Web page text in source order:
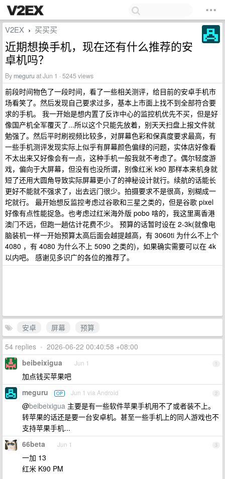
V2EX › 买买买
近期想换手机，现在还有什么推荐的安
卓机吗？
By meguru at Jun 1 · 5245 views
前段时间物色了一段时间，看了一些相关测评，给目前的安卓手机市
场看笑了。然后发现自己要求过多，基本上市面上找不到全部符合要
求的手机。 我一开始是想内置了反诈中心的监控机优先不买，但是好
像国产机全军覆灭了...所以这个只能先放着，别天天扫盘上报文件就
勉强了。然后平时刷视频比较多，对屏幕色彩和保真度要求最高，有
一些手机测评发现实际上似乎有屏幕颜色偏绿的问题，实体店好像看
不太出来又好像会有一点，这种手机一般我就不考虑了。偶尔轻度游
戏，偏向于大屏幕，但没有也没所谓，别像红米 k90 那样本来机身就
短了还用大圆角导致实际屏幕更小了的神秘设计就行。续航的话能长
更好不能就不强求了，出去远门很少。拍摄要求不是很高，别糊成一
坨就行。 最开始想反监控考虑过谷歌和三星之类的，但是谷歌 pixel
好像有点性能捉急。也考虑过红米海外版 pobo 啥的，我这里离香港
澳门不远，但跑一趟估计花费不少。 预算的话暂时设在 2-3k(就像电
脑装机一样一开始预算太高后面会越提越高，有 3060ti 为什么不上个
4080 ，有 4080 为什么不上 5090 之类的)，如果确实需要可以在 4k
以内吧。 感谢见多识广的各位的推荐了。
安卓 屏幕
预算
54 replies • 2026-06-22 00:40:58 +08:00
1
beibeixigua Jun 1
加点钱买苹果吧
2
meguru OP Jun 1 via Android
@beibeixigua 主要是有一些软件苹果手机用不了或者装不上。
转苹果的话还是要一台安卓机。甚至一些手机上的同人游戏也不
支持苹果手机...
3
66beta Jun 1
一加 13
红米 K90 PM